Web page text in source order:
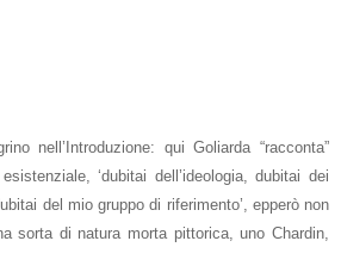
nell’Introduzione: qui Goliarda “racconta”
‘dubitai dell’ideologia, dubitai dei
del mio gruppo di riferimento’, epperò non
sorta di natura morta pittorica, uno Chardin,